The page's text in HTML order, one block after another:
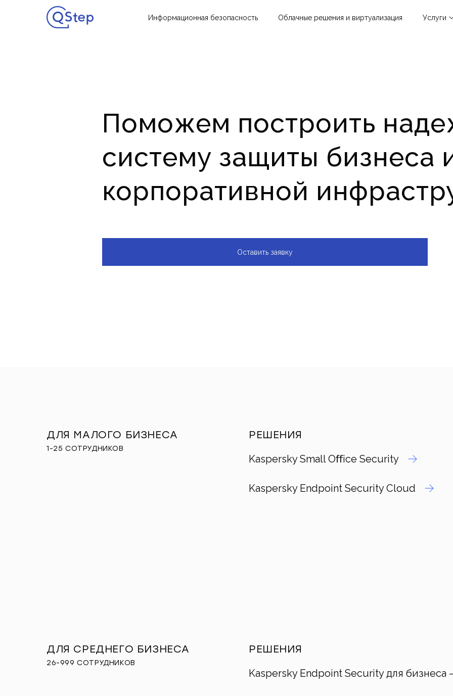
Информационная безопасность Облачные решения и виртуализация Услуги
Поможем построить
систему защиты бизнеса
корпоративной
Оставить заявку
ДЛЯ МАЛОГО БИЗНЕСА
1-25 СОТРУДНИКОВ
РЕШЕНИЯ
Kaspersky Small Oﬀice Security
Kaspersky Endpoint Security Cloud
ДЛЯ СРЕДНЕГО БИЗНЕСА
26-999 СОТРУДНИКОВ
РЕШЕНИЯ
Kaspersky Endpoint Security для